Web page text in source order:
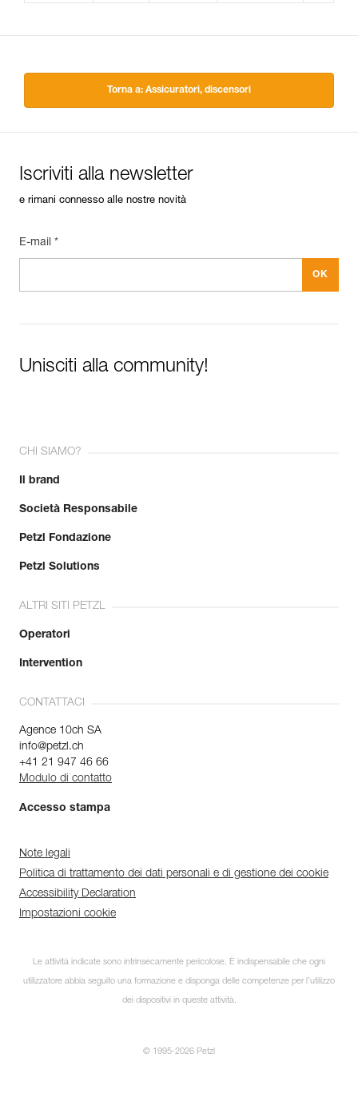
Torna a: Assicuratori, discensori
Iscriviti alla newsletter
e rimani connesso alle nostre novità
E-mail *
Unisciti alla community!
CHI SIAMO?
Il brand
Società Responsabile
Petzl Fondazione
Petzl Solutions
ALTRI SITI PETZL
Operatori
Intervention
CONTATTACI
Agence 10ch SA
info@petzl.ch
+41 21 947 46 66
Modulo di contatto
Accesso stampa
Note legali
Politica di trattamento dei dati personali e di gestione dei cookie
Accessibility Declaration
Impostazioni cookie
Le attività indicate sono intrinsecamente pericolose. È indispensabile che ogni
utilizzatore abbia seguito una formazione e disponga delle competenze per l’utilizzo
dei dispositivi in queste attività.
© 1995-2026 Petzl